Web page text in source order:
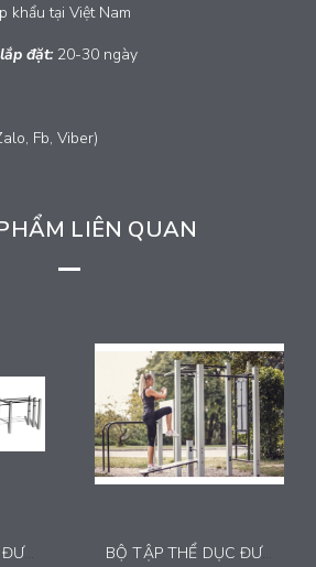
khẩu tại Việt Nam
đặt: 20-30 ngày
Fb, Viber)
LIÊN QUAN
BỘ TẬP THỂ DỤC ĐƯỜNG PHỐ - GS002 BỘ TẬP THỂ DỤC ĐƯỜNG PHỐ - GS001